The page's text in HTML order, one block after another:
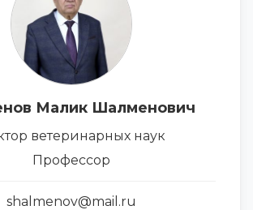
Малик Шалменович
ветеринарных наук
Профессор
shalmenov@mail.ru